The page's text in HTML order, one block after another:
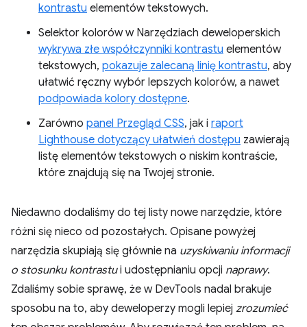
kontrastu elementów tekstowych.
Selektor kolorów w Narzędziach deweloperskich
wykrywa złe współczynniki kontrastu elementów
tekstowych, pokazuje zalecaną linię kontrastu, aby
ułatwić ręczny wybór lepszych kolorów, a nawet
podpowiada kolory dostępne.
Zarówno panel Przegląd CSS, jak i raport
Lighthouse dotyczący ułatwień dostępu zawierają
listę elementów tekstowych o niskim kontraście,
które znajdują się na Twojej stronie.
Niedawno dodaliśmy do tej listy nowe narzędzie, które
różni się nieco od pozostałych. Opisane powyżej
narzędzia skupiają się głównie na uzyskiwaniu informacji
o stosunku kontrastui udostępnianiu opcji naprawy.
Zdaliśmy sobie sprawę, że w DevTools nadal brakuje
sposobu na to, aby deweloperzy mogli lepiej zrozumieć